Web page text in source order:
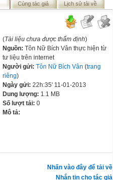
Cùng tác giả Lịch sử tải về
(Tài liệu chưa được thẩm định)
Nguồn: Tôn Nữ Bích Vân thực hiện từ
tư liệu trên internet
Người gửi: Tôn Nữ Bích Vân (trang
riêng)
Ngày gửi: 22h:35' 11-01-2013
Dung lượng: 1.1 MB
Số lượt tải: 0
Mô tả:
Nhấn vào đây để tải về
Nhắn tin cho tác giả